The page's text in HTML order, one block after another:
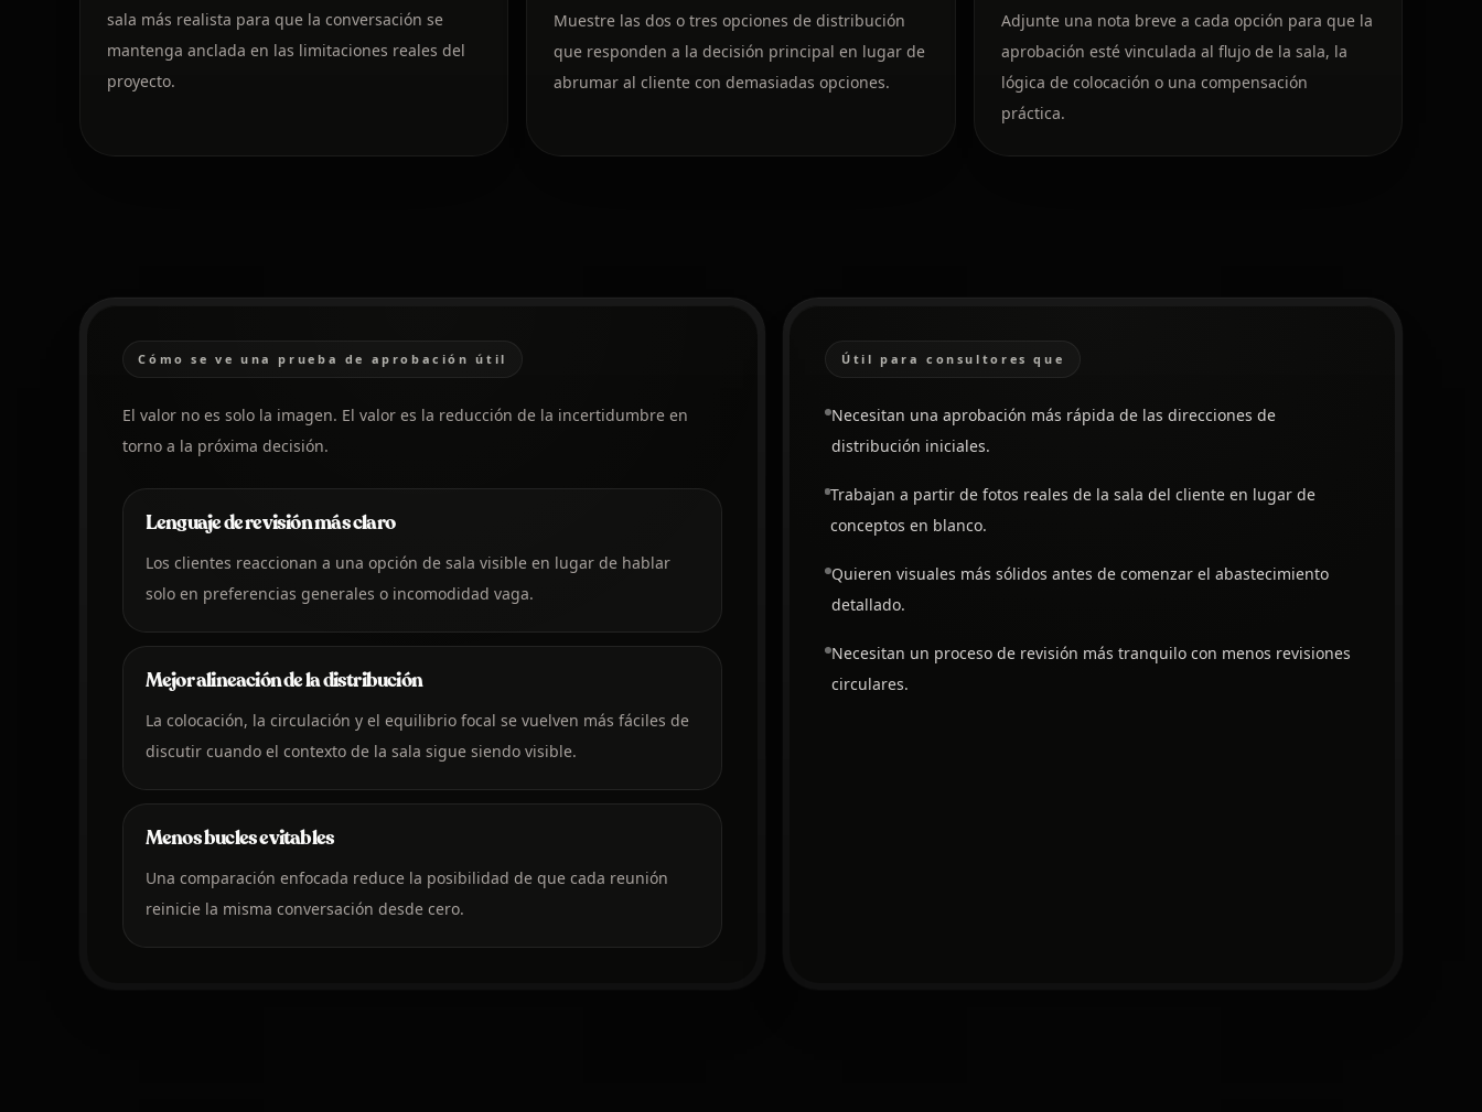
sala más realista para que la conversación se
mantenga anclada en las limitaciones reales del
proyecto.
Muestre las dos o tres opciones de distribución
que responden a la decisión principal en lugar de
abrumar al cliente con demasiadas opciones.
Adjunte una nota breve a cada opción para que la
aprobación esté vinculada al flujo de la sala, la
lógica de colocación o una compensación
práctica.
Cómo se ve una prueba de aprobación útil
El valor no es solo la imagen. El valor es la reducción de la incertidumbre en
torno a la próxima decisión.
Lenguaje de revisión más claro
Los clientes reaccionan a una opción de sala visible en lugar de hablar
solo en preferencias generales o incomodidad vaga.
Mejor alineación de la distribución
La colocación, la circulación y el equilibrio focal se vuelven más fáciles de
discutir cuando el contexto de la sala sigue siendo visible.
Menos bucles evitables
Una comparación enfocada reduce la posibilidad de que cada reunión
reinicie la misma conversación desde cero.
Útil para consultores que
Necesitan una aprobación más rápida de las direcciones de
distribución iniciales.
Trabajan a partir de fotos reales de la sala del cliente en lugar de
conceptos en blanco.
Quieren visuales más sólidos antes de comenzar el abastecimiento
detallado.
Necesitan un proceso de revisión más tranquilo con menos revisiones
circulares.